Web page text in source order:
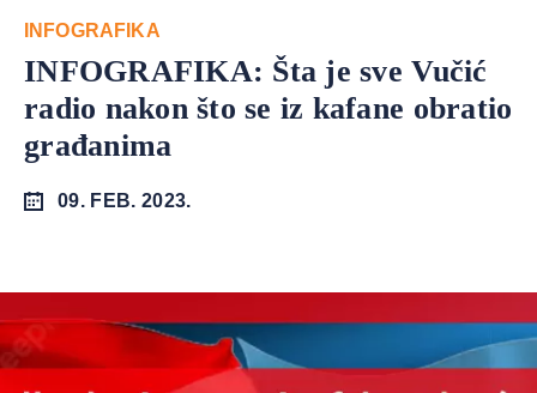
INFOGRAFIKA
INFOGRAFIKA: Šta je sve Vučić
radio nakon što se iz kafane obratio
građanima
09. FEB. 2023.